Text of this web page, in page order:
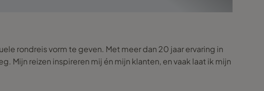
rondreis vorm te geven. Met meer dan 20 jaar ervaring in
Mijn reizen inspireren mij én mijn klanten, en vaak laat ik mijn